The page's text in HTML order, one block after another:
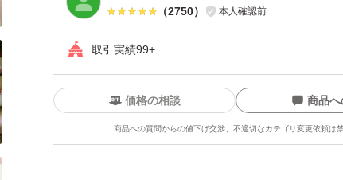
（2750） 本人確認前
取引実績99+
価格の相談 商品へ
商品への質問からの値下げ交渉、不適切なカテゴリ変更依頼は
いいね！